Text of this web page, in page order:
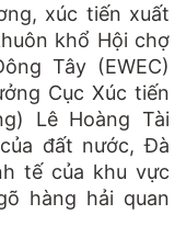
xúc tiến xuất
khổ Hội chợ
Tây (EWEC)
Cục Xúc tiến
Lê Hoàng Tài
đất nước, Đà
tế của khu vực
hàng hải quan